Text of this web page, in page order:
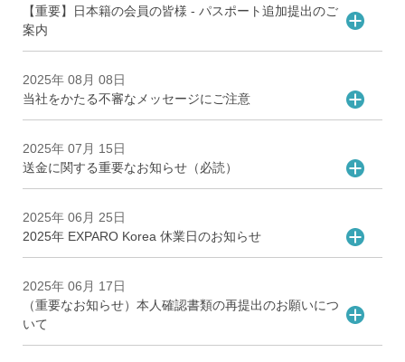
【重要】日本籍の会員の皆様 - パスポート追加提出のご
案内
2025年 08月 08日
当社をかたる不審なメッセージにご注意
2025年 07月 15日
送金に関する重要なお知らせ（必読）
2025年 06月 25日
2025年 EXPARO Korea 休業日のお知らせ
2025年 06月 17日
（重要なお知らせ）本人確認書類の再提出のお願いにつ
いて